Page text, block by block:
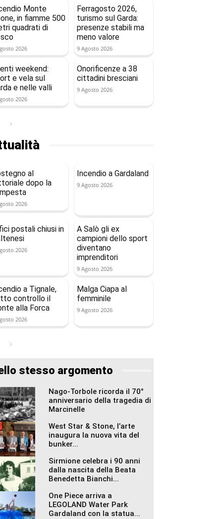
Monte
in fiamme 500
quadrati di
2026
Ferragosto 2026,
turismo sul Garda:
presenze stabili ma
meno valore
9 Agosto 2026
weekend:
e vela sul
e nelle valli
2026
Onorificenze a 38
cittadini bresciani
9 Agosto 2026
al
dopo la
2026
Incendio a Gardaland
9 Agosto 2026
postali chiusi in
2026
A Salò gli ex
campioni dello sport
diventano
imprenditori
9 Agosto 2026
a Tignale,
controllo il
alla Forca
2026
Malga Ciapa al
femminile
9 Agosto 2026
stesso argomento
Nago-Torbole ricorda il 70°
anniversario della tragedia di
Marcinelle
West Star & Stone, l’arte
inaugura la nuova vita del
bunker...
Sirmione celebra i 90 anni
dalla nascita della Beata
Benedetta Bianchi...
One Piece arriva a
LEGOLAND Water Park
Gardaland con la statua...